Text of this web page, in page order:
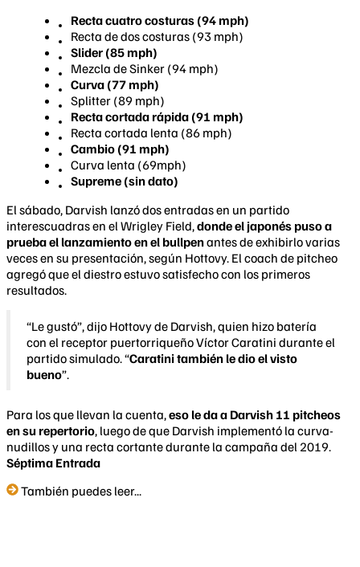
Recta cuatro costuras (94 mph)
Recta de dos costuras (93 mph)
Slider (85 mph)
Mezcla de Sinker (94 mph)
Curva (77 mph)
Splitter (89 mph)
Recta cortada rápida (91 mph)
Recta cortada lenta (86 mph)
Cambio (91 mph)
Curva lenta (69mph)
Supreme (sin dato)
El sábado, Darvish lanzó dos entradas en un partido
interescuadras en el Wrigley Field,donde el japonés puso a
prueba el lanzamiento en el bullpenantes de exhibirlo varias
veces en su presentación, según Hottovy. El coach de pitcheo
agregó que el diestro estuvo satisfecho con los primeros
resultados.
“Le gustó”, dijo Hottovy de Darvish, quien hizo batería
con el receptor puertorriqueño Víctor Caratini durante el
partido simulado. “Caratini también le dio el visto
bueno”.
Para los que llevan la cuenta,eso le da a Darvish 11 pitcheos
en su repertorio, luego de que Darvish implementó la curva-
nudillos y una recta cortante durante la campaña del 2019.
Séptima Entrada
También puedes leer...